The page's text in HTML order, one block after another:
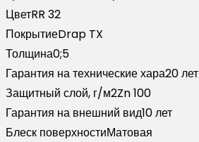
Drap
TX
RR
32
темно-
коричневый
(3м)
ЦветRR 32
ПокрытиеDrap TX
Толщина0;5
Гарантия на технические хара20 лет
Защитный слой, г/м2Zn 100
Гарантия на внешний вид10 лет
Блеск поверхностиМатовая